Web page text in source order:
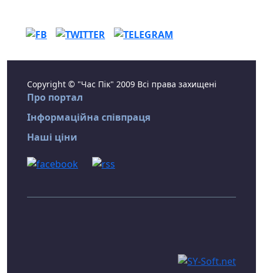
Copyright © "Час Пік" 2009 Всі права захищені
Про портал
Інформаційна співпраця
Наші ціни